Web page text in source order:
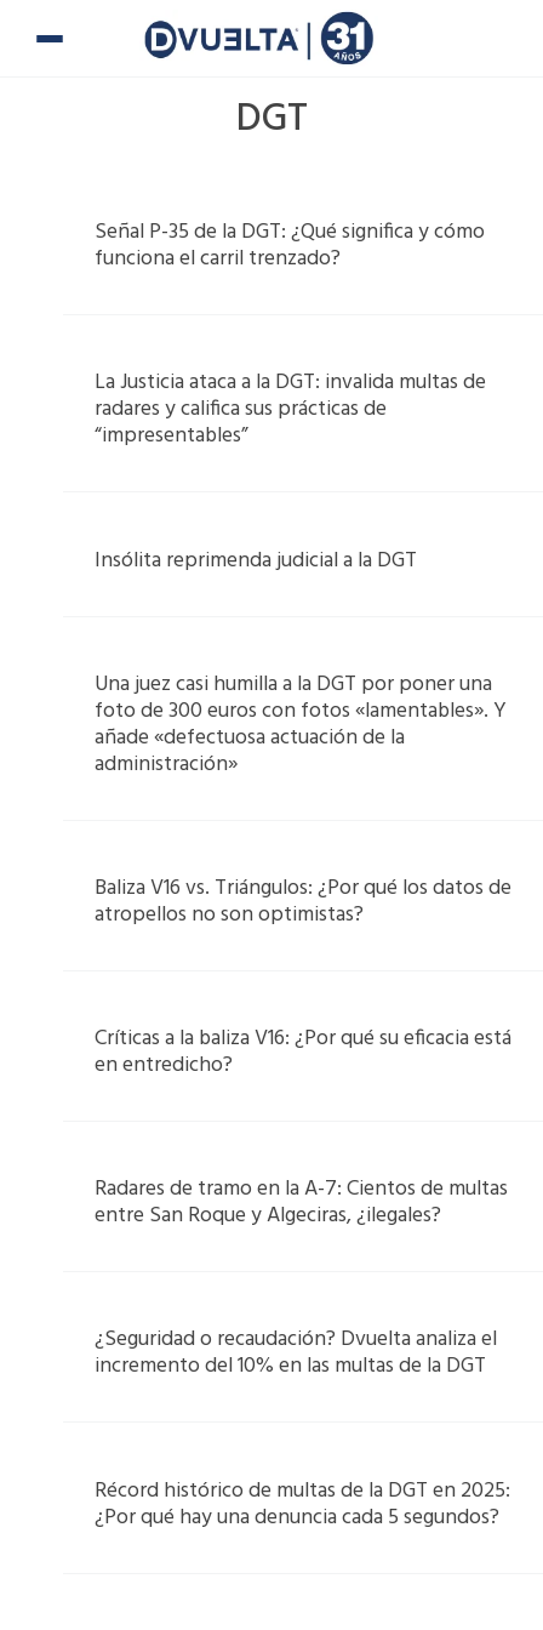
DGT
Señal P-35 de la DGT: ¿Qué significa y cómo
funciona el carril trenzado?
La Justicia ataca a la DGT: invalida multas de
radares y califica sus prácticas de
“impresentables”
Insólita reprimenda judicial a la DGT
Una juez casi humilla a la DGT por poner una
foto de 300 euros con fotos «lamentables». Y
añade «defectuosa actuación de la
administración»
Baliza V16 vs. Triángulos: ¿Por qué los datos de
atropellos no son optimistas?
Críticas a la baliza V16: ¿Por qué su eficacia está
en entredicho?
Radares de tramo en la A-7: Cientos de multas
entre San Roque y Algeciras, ¿ilegales?
¿Seguridad o recaudación? Dvuelta analiza el
incremento del 10% en las multas de la DGT
Récord histórico de multas de la DGT en 2025:
¿Por qué hay una denuncia cada 5 segundos?